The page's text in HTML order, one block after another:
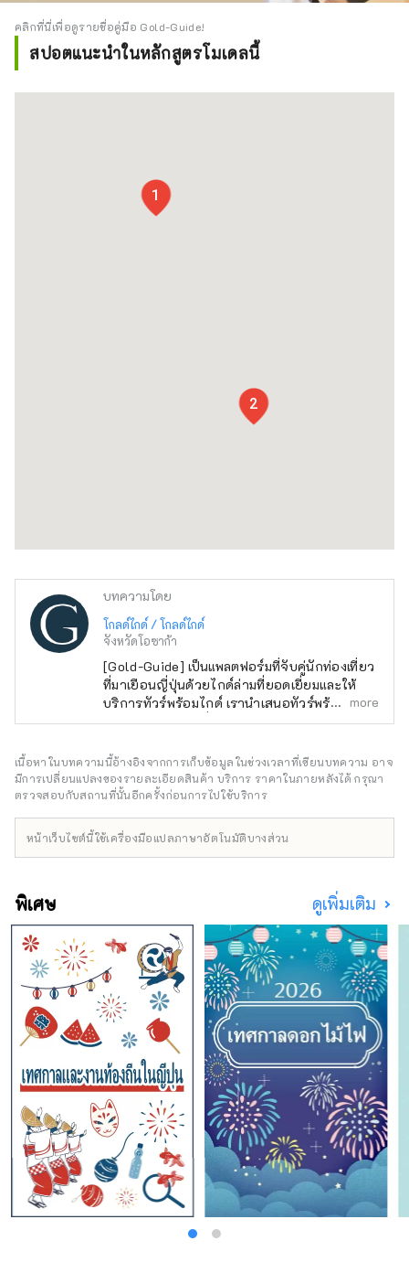
คลิกที่นี่เพื่อดูรายชื่อคู่มือ Gold-Guide!
สปอตแนะนำในหลักสูตรโมเดลนี้
1
2
บทความโดย
โกลด์ไกด์ / โกลด์ไกด์
จังหวัดโอซาก้า
[Gold-Guide] เป็นแพลตฟอร์มที่จับคู่นักท่องเที่ยว
ที่มาเยือนญี่ปุ่นด้วยไกด์ล่ามที่ยอดเยี่ยมและให้
บริการทัวร์พร้อมไกด์ เรานำเสนอทัวร์พร้อมไกด์ที่
น่าจดจำสำหรับผู้ที่มองหาประสบการณ์พิเศษใน
more
เนื้อหาในบทความนี้อ้างอิงจากการเก็บข้อมูลในช่วงเวลาที่เขียนบทความ อาจ
มีการเปลี่ยนแปลงของรายละเอียดสินค้า บริการ ราคาในภายหลังได้ กรุณา
ตรวจสอบกับสถานที่นั้นอีกครั้งก่อนการไปใช้บริการ
หน้าเว็บไซต์นี้ใช้เครื่องมือแปลภาษาอัตโนมัติบางส่วน
พิเศษ ดูเพิ่มเติม